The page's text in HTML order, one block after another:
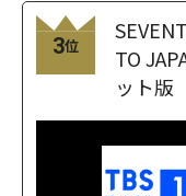
3位
TO
ット版